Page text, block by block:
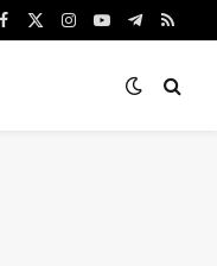
Facebook
X
Instagram
YouTube
Telegram
RSS